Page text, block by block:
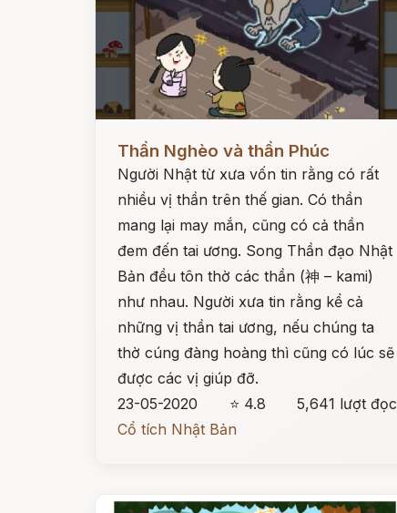
Đọc ngay
Thần Nghèo và thần Phúc
Người Nhật từ xưa vốn tin rằng có rất
nhiều vị thần trên thế gian. Có thần
mang lại may mắn, cũng có cả thần
đem đến tai ương. Song Thần đạo Nhật
Bản đều tôn thờ các thần (神 – kami)
như nhau. Người xưa tin rằng kể cả
những vị thần tai ương, nếu chúng ta
thờ cúng đàng hoàng thì cũng có lúc sẽ
được các vị giúp đỡ.
23-05-2020
⭐ 4.8
5,641 lượt đọc
Cổ tích Nhật Bản